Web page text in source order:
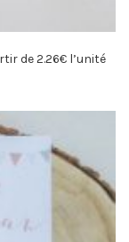
de 2.26€ l’unité